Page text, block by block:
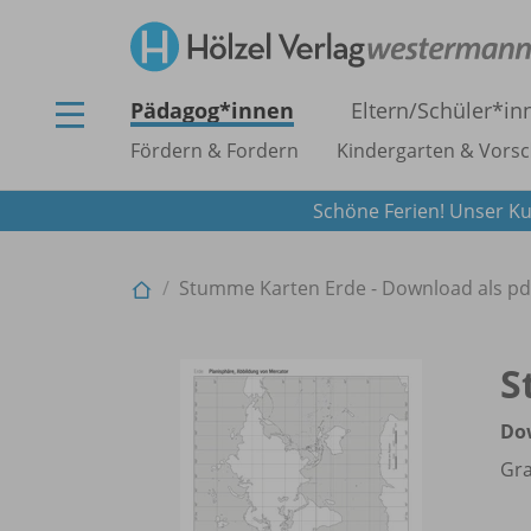
Pädagog*innen Eltern/
Fördern & Fordern Kindergarten &
Schöne Ferien! Unser
Stumme Karten Erde - Download als